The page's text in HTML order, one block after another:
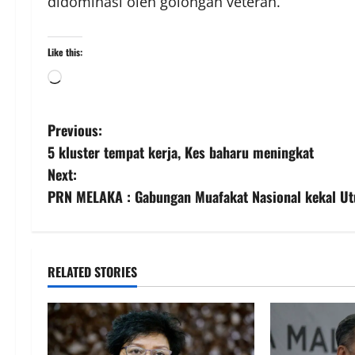
Like this:
Previous:
5 kluster tempat kerja, Kes baharu meningkat
Next:
PRN MELAKA : Gabungan Muafakat Nasional kekal
RELATED STORIES